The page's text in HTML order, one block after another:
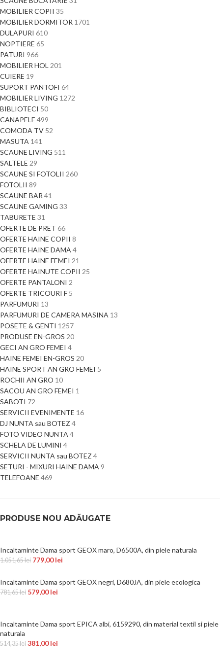
MOBILIER COPII 35
MOBILIER DORMITOR 1701
DULAPURI 610
NOPTIERE 65
PATURI 966
MOBILIER HOL 201
CUIERE 19
SUPORT PANTOFI 64
MOBILIER LIVING 1272
BIBLIOTECI 50
CANAPELE 499
COMODA TV 52
MASUTA 141
SCAUNE LIVING 511
SALTELE 29
SCAUNE SI FOTOLII 260
FOTOLII 89
SCAUNE BAR 41
SCAUNE GAMING 33
TABURETE 31
OFERTE DE PRET 66
OFERTE HAINE COPII 8
OFERTE HAINE DAMA 4
OFERTE HAINE FEMEI 21
OFERTE HAINUTE COPII 25
OFERTE PANTALONI 2
OFERTE TRICOURI F 5
PARFUMURI 13
PARFUMURI DE CAMERA MASINA 13
POSETE & GENTI 1257
PRODUSE EN-GROS 20
GECI AN GRO FEMEI 4
HAINE FEMEI EN-GROS 20
HAINE SPORT AN GRO FEMEI 5
ROCHII AN GRO 10
SACOU AN GRO FEMEI 1
SABOTI 72
SERVICII EVENIMENTE 16
DJ NUNTA sau BOTEZ 4
FOTO VIDEO NUNTA 4
SCHELA DE LUMINI 4
SERVICII NUNTA sau BOTEZ 4
SETURI - MIXURI HAINE DAMA 9
TELEFOANE 469
PRODUSE NOU ADĂUGATE
Incaltaminte Dama sport GEOX maro, D6500A, din piele naturala
1.051,65lei 779,00lei
Incaltaminte Dama sport GEOX negri, D680JA, din piele ecologica
781,65lei 579,00lei
Incaltaminte Dama sport EPICA albi, 6159290, din material textil si piele
naturala
514,35lei 381,00lei